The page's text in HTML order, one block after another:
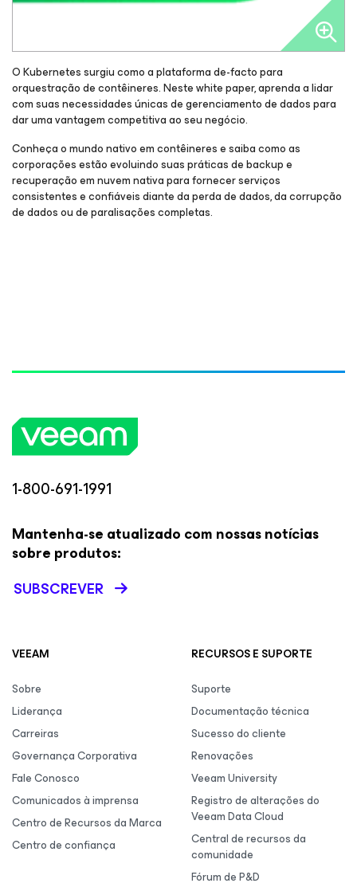
O Kubernetes surgiu como a plataforma de-facto para
orquestração de contêineres. Neste white paper, aprenda a lidar
com suas necessidades únicas de gerenciamento de dados para
dar uma vantagem competitiva ao seu negócio.
Conheça o mundo nativo em contêineres e saiba como as
corporações estão evoluindo suas práticas de backup e
recuperação em nuvem nativa para fornecer serviços
consistentes e confiáveis diante da perda de dados, da corrupção
de dados ou de paralisações completas.
1-800-691-1991
Mantenha-se atualizado com nossas notícias
sobre produtos:
SUBSCREVER
VEEAM
Sobre
Liderança
Carreiras
Governança Corporativa
Fale Conosco
Comunicados à imprensa
Centro de Recursos da Marca
Centro de confiança
RECURSOS E SUPORTE
Suporte
Documentação técnica
Sucesso do cliente
Renovações
Veeam University
Registro de alterações do
Veeam Data Cloud
Central de recursos da
comunidade
Fórum de P&D